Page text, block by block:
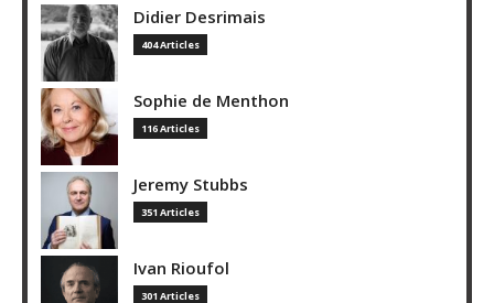
Didier Desrimais
404 Articles
Sophie de Menthon
116 Articles
Jeremy Stubbs
351 Articles
Ivan Rioufol
301 Articles